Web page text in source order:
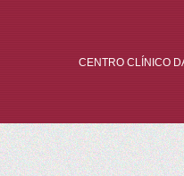
CENTRO CLÍNICO